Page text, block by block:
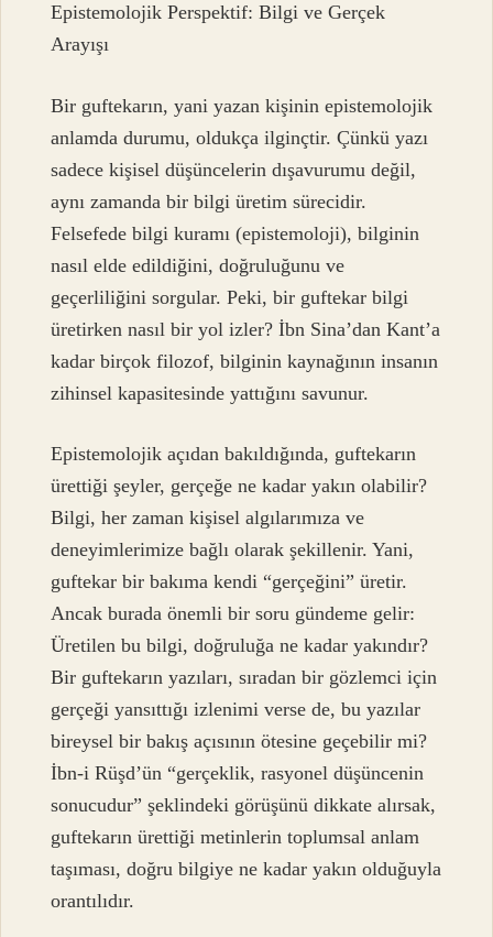
Epistemolojik Perspektif: Bilgi ve Gerçek
Arayışı
Bir guftekarın, yani yazan kişinin epistemolojik
anlamda durumu, oldukça ilginçtir. Çünkü yazı
sadece kişisel düşüncelerin dışavurumu değil,
aynı zamanda bir bilgi üretim sürecidir.
Felsefede bilgi kuramı (epistemoloji), bilginin
nasıl elde edildiğini, doğruluğunu ve
geçerliliğini sorgular. Peki, bir guftekar bilgi
üretirken nasıl bir yol izler? İbn Sina’dan Kant’a
kadar birçok filozof, bilginin kaynağının insanın
zihinsel kapasitesinde yattığını savunur.
Epistemolojik açıdan bakıldığında, guftekarın
ürettiği şeyler, gerçeğe ne kadar yakın olabilir?
Bilgi, her zaman kişisel algılarımıza ve
deneyimlerimize bağlı olarak şekillenir. Yani,
guftekar bir bakıma kendi “gerçeğini” üretir.
Ancak burada önemli bir soru gündeme gelir:
Üretilen bu bilgi, doğruluğa ne kadar yakındır?
Bir guftekarın yazıları, sıradan bir gözlemci için
gerçeği yansıttığı izlenimi verse de, bu yazılar
bireysel bir bakış açısının ötesine geçebilir mi?
İbn-i Rüşd’ün “gerçeklik, rasyonel düşüncenin
sonucudur” şeklindeki görüşünü dikkate alırsak,
guftekarın ürettiği metinlerin toplumsal anlam
taşıması, doğru bilgiye ne kadar yakın olduğuyla
orantılıdır.